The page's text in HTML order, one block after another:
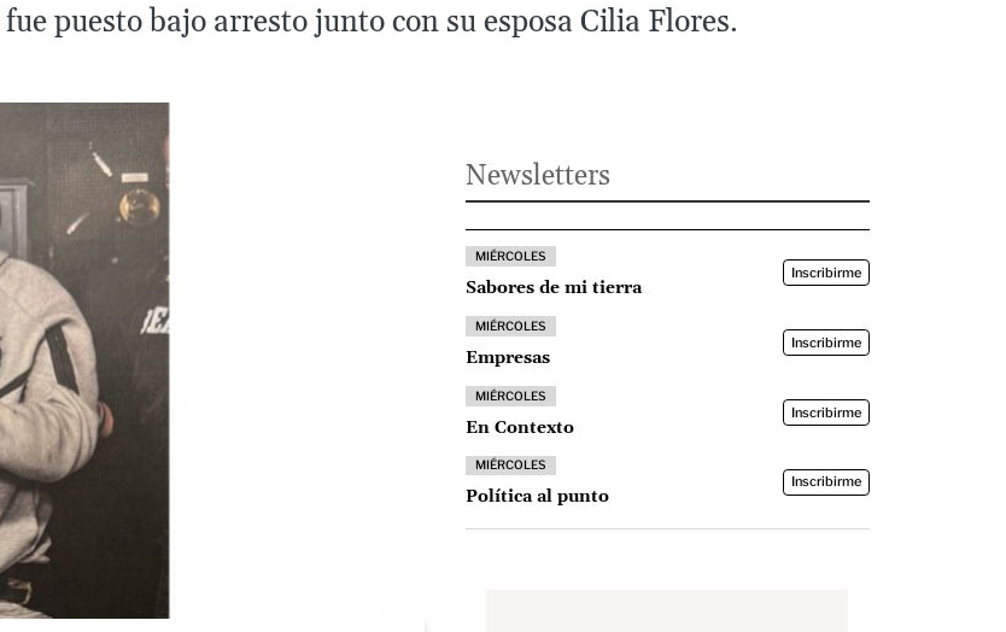
puesto bajo arresto junto con su esposa Cilia Flores.
Newsletters
MIÉRCOLES
Sabores de mi tierra
Inscribirme
MIÉRCOLES
Empresas
Inscribirme
MIÉRCOLES
En Contexto
Inscribirme
MIÉRCOLES
Política al punto
Inscribirme